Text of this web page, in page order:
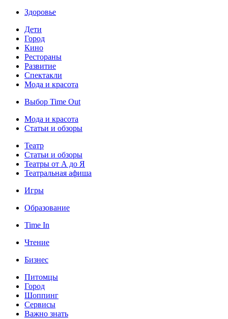
Здоровье
Дети
Город
Кино
Рестораны
Развитие
Спектакли
Мода и красота
Выбор Time Out
Мода и красота
Статьи и обзоры
Театр
Статьи и обзоры
Театры от А до Я
Театральная афиша
Игры
Образование
Time In
Чтение
Бизнес
Питомцы
Город
Шоппинг
Сервисы
Важно знать